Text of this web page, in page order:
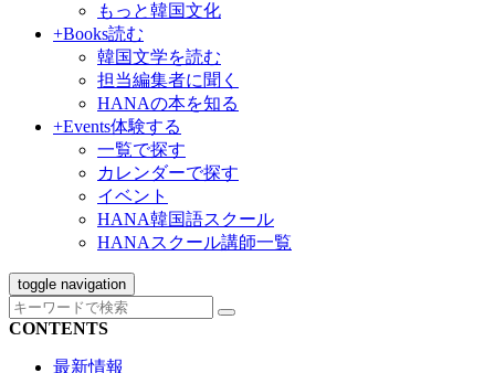
もっと韓国文化
+Books読む
韓国文学を読む
担当編集者に聞く
HANAの本を知る
+Events体験する
一覧で探す
カレンダーで探す
イベント
HANA韓国語スクール
HANAスクール講師一覧
toggle navigation
CONTENTS
最新情報